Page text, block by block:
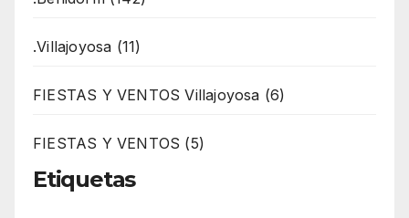
.Villajoyosa (11)
FIESTAS Y VENTOS Villajoyosa (6)
FIESTAS Y VENTOS (5)
Etiquetas